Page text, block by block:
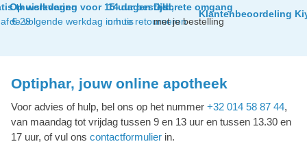
thuislevering
€ 29
Op werkdagen voor 15 uur besteld,
de volgende werkdag in huis
14 dagen tijd
om te retourneren
Discrete omgang
met je bestelling
Klantenbeoordeling
Optiphar, jouw online apotheek
Voor advies of hulp, bel ons op het nummer +32 014 58 87 44,
van maandag tot vrijdag tussen 9 en 13 uur en tussen 13.30 en
17 uur, of vul ons contactformulier in.